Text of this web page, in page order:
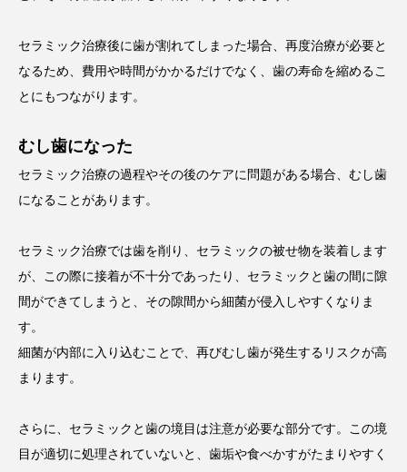
セラミック治療後に歯が割れてしまった場合、再度治療が必要と
なるため、費用や時間がかかるだけでなく、歯の寿命を縮めるこ
とにもつながります。
むし歯になった
セラミック治療の過程やその後のケアに問題がある場合、むし歯
になることがあります。
セラミック治療では歯を削り、セラミックの被せ物を装着します
が、この際に接着が不十分であったり、セラミックと歯の間に隙
間ができてしまうと、その隙間から細菌が侵入しやすくなりま
す。
細菌が内部に入り込むことで、再びむし歯が発生するリスクが高
まります。
さらに、セラミックと歯の境目は注意が必要な部分です。この境
目が適切に処理されていないと、歯垢や食べかすがたまりやすく